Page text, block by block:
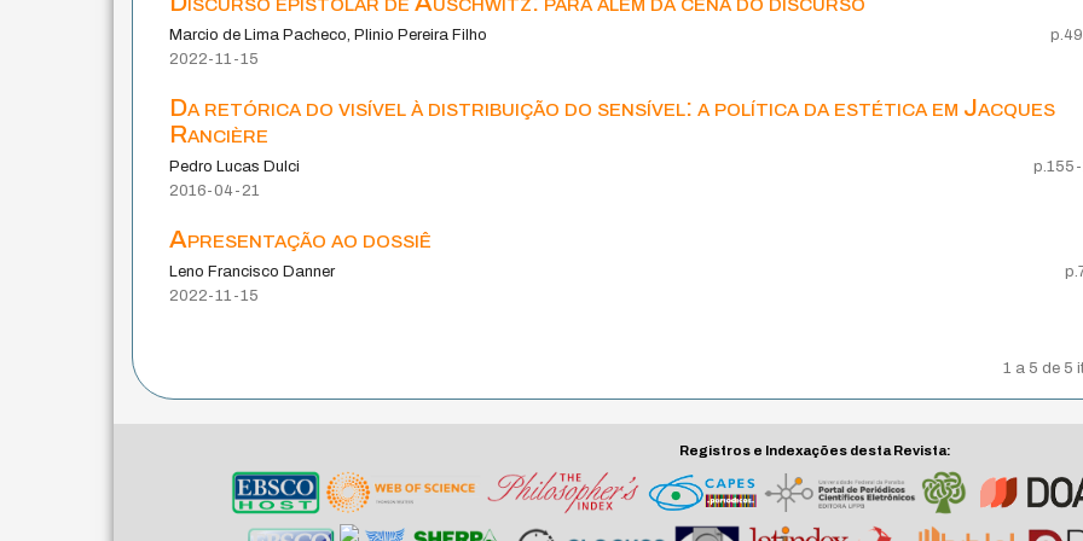
Marcio de Lima Pacheco, Plinio Pereira Filho
2022-11-15
Da retórica do visível à distribuição do sensível: a política da estética em Jacques
Rancière
Pedro Lucas Dulci
2016-04-21
Apresentação ao dossiê
Leno Francisco Danner
2022-11-15
1 a 5 de 5
Registros e Indexações desta Revista: